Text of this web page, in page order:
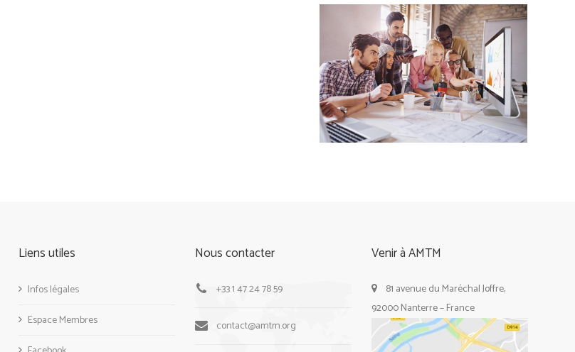
Liens utiles
Infos légales
Espace Membres
Nous contacter
+33 1 47 24 78 59
contact@amtm.org
Venir à AMTM
81 avenue du Maréchal Joffre,
92000 Nanterre – France